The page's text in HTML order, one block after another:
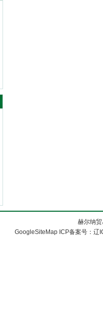
赫尔纳
GoogleSiteMap ICP备案号：辽